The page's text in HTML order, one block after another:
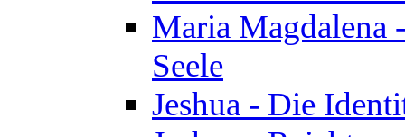
Maria Magdalena
Seele
Jeshua - Die